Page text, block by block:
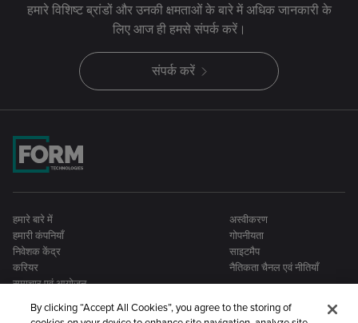
हमारे विशिष्ट ब्रांडों और उनकी क्षमताओं के बारे में अधिक जानकारी के
लिए आज ही हमसे संपर्क करें।
संपर्क करें
हमारे बारे में
हमारी कंपनियाँ
निवेशक केंद्र
करियर
समाचार एवं आयोजन
अस्वीकरण
गोपनीयता
साइटमैप
नैतिकता चैनल एवं नीतियाँ
By clicking “Accept All Cookies”, you agree to the storing of